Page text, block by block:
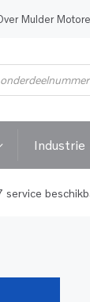
Mulder
Industrie
service